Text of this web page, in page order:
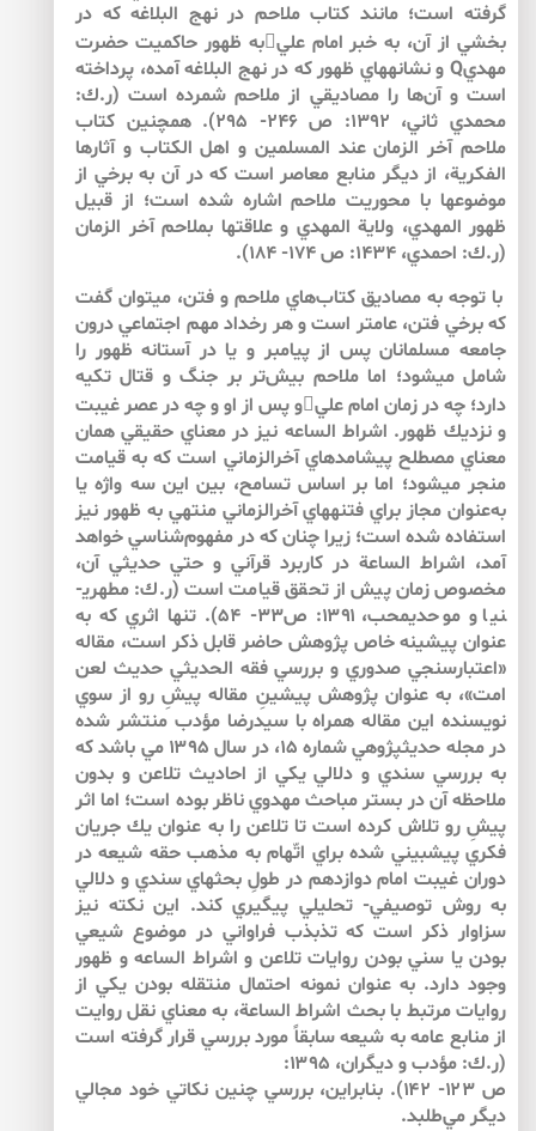
گرفته است؛ مانند كتاب ملاحم در نهج البلاغه كه در
بخشي از آن، به خبر امام عليبه ظهور حاكميت حضرت
مهديQ و نشانه­هاي ظهور كه در نهج البلاغه آمده، پرداخته
است و آن‌ها را مصاديقي از ملاحم شمرده است (ر.ك:
محمدي ثاني، 1392: ص 246- 295). همچنين كتاب
ملاحم آخر الزمان عند المسلمين و اهل الكتاب و آثارها
الفكرية، از ديگر منابع معاصر است كه در آن به برخي از
موضوع­ها با محوريت ملاحم اشاره شده است؛ از قبيل
ظهور المهدي، ولاية المهدي و علاقتها بملاحم آخر الزمان
(ر.ك: احمدي، 1434: ص 174- 184).
با توجه به مصاديق كتاب‌هاي ملاحم و فتن، مي­توان گفت
كه برخي فتن، عام­تر است و هر رخداد مهم اجتماعي درون
جامعه مسلمانان پس از پيامبر و يا در آستانه ظهور را
شامل مي­شود؛ اما ملاحم بيش‌تر بر جنگ و قتال تكيه
دارد؛ چه در زمان امام عليو پس از او و چه در عصر غيبت
و نزديك ظهور. اشراط الساعه نيز در معناي حقيقي همان
معناي مصطلح پيشامدهاي آخرالزماني است كه به قيامت
منجر مي­شود؛ اما بر اساس تسامح، بين اين سه واژه يا
به‌عنوان مجاز براي فتنه­هاي آخرالزماني منتهي به ظهور نيز
استفاده شده است؛ زيرا چنان كه در مفهوم‌شناسي خواهد
آمد، اشراط الساعة در كاربرد قرآني و حتي حديثي آن،
مخصوص زمان پيش از تحقق قيامت است (ر.ك: مطهري­
نيا و موحدي­محب، ۱۳۹۱: ص۳۳- ۵۴). تنها اثري كه به
عنوان پيشينه خاص پژوهش حاضر قابل ذكر است، مقاله
«اعتبارسنجي صدوري و بررسي فقه الحديثي حديث لعن
امت»، به عنوان پژوهش پيشينِ مقاله پيشِ رو از سوي
نويسنده اين مقاله همراه با سيدرضا مؤدب منتشر شده
در مجله حديث­پژوهي شماره ۱۵، در سال ۱۳۹۵ مي باشد كه
به بررسي سندي و دلالي يكي از احاديث تلاعن و بدون
ملاحظه آن در بستر مباحث مهدوي ناظر بوده است؛ اما اثر
پيشِ رو تلاش كرده است تا تلاعن را به عنوان يك جريان
فكري پيش­بيني شده براي اتّهام به مذهب حقه شيعه در
دوران غيبت امام دوازدهم در طولِ بحث­هاي سندي و دلالي
به روش توصيفي- تحليلي پيگيري كند. اين نكته نيز
سزاوار ذكر است كه تذبذب فراواني در موضوع شيعي
بودن يا سني بودن روايات تلاعن و اشراط الساعه و ظهور
وجود دارد. به عنوان نمونه احتمال منتقله بودن يكي از
روايات مرتبط با بحث اشراط الساعة، به معناي نقل روايت
از منابع عامه به شيعه سابقاً مورد بررسي قرار گرفته است
(ر.ك: مؤدب و ديگران، ۱۳۹۵:
ص ۱۲۳- ۱۴۲). بنابراين، بررسي چنين نكاتي خود مجالي
ديگر مي‌طلبد.